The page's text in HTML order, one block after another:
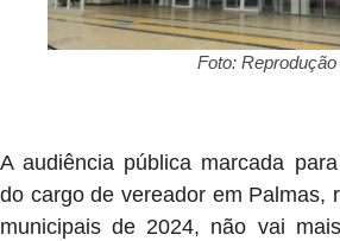
Foto: Reprodução
A audiência pública marcada
do cargo de vereador em Palmas,
municipais de 2024, não vai